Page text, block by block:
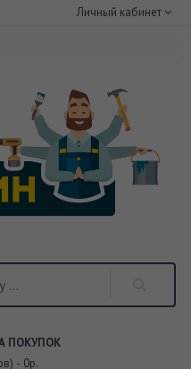
Личный кабинет
ПОКУПОК
- 0р.